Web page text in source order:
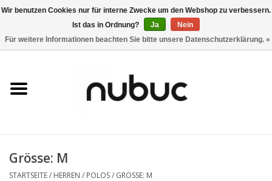
0 Artikel - CHF 0,00
Damen
Accessoires
Grösse: M
STARTSEITE/ HERREN / POLOS/ GRÖSSE: M
Wir benutzen Cookies nur für interne Zwecke um den Webshop zu verbessern.
Ist das in Ordnung?
Ja
Nein
Für weitere Informationen beachten Sie bitte unsere Datenschutzerklärung. »